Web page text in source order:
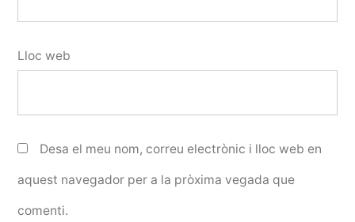
Lloc web
Desa el meu nom, correu electrònic i lloc web en
aquest navegador per a la pròxima vegada que
comenti.